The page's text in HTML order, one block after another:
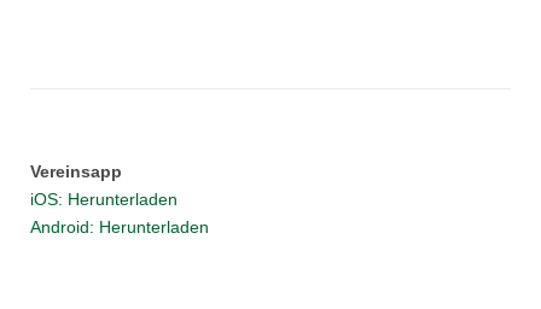
Vereinsapp
iOS: Herunterladen
Android: Herunterladen